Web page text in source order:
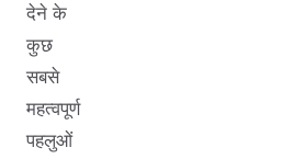
देने के
कुछ
सबसे
महत्वपूर्ण
पहलुओं